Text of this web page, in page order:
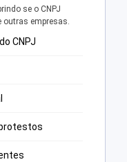
se o CNPJ
outras empresas.
CNPJ